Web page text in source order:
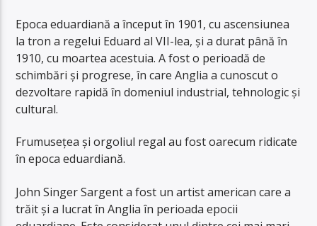
Epoca eduardiană a început în 1901, cu ascensiunea
la tron a regelui Eduard al VII-lea, și a durat până în
1910, cu moartea acestuia. A fost o perioadă de
schimbări și progrese, în care Anglia a cunoscut o
dezvoltare rapidă în domeniul industrial, tehnologic și
cultural.
Frumusețea și orgoliul regal au fost oarecum ridicate
în epoca eduardiană.
John Singer Sargent a fost un artist american care a
trăit și a lucrat în Anglia în perioada epocii